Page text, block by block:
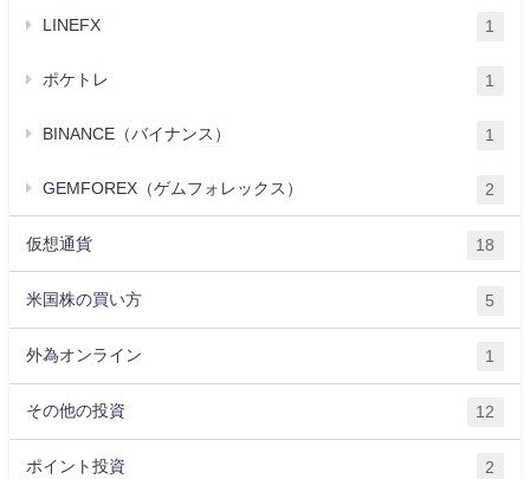
LINEFX 1
ポケトレ 1
BINANCE（バイナンス） 1
GEMFOREX（ゲムフォレックス） 2
仮想通貨 18
米国株の買い方 5
外為オンライン 1
その他の投資 12
ポイント投資 2